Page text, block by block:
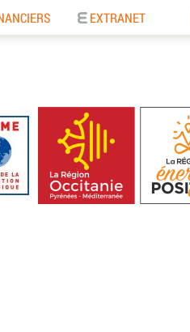
EXTRANET